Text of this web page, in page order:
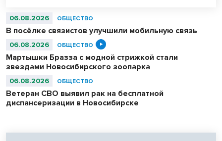
06.08.2026 ОБЩЕСТВО
В посёлке связистов улучшили мобильную связь
06.08.2026 ОБЩЕСТВО
Мартышки Бразза с модной стрижкой стали
звездами Новосибирского зоопарка
06.08.2026 ОБЩЕСТВО
Ветеран СВО выявил рак на бесплатной
диспансеризации в Новосибирске